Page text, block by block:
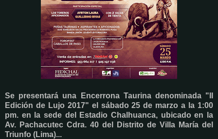
Se presentará una Encerrona Taurina denominada "II
Edición de Lujo 2017" el sábado 25 de marzo a la 1:00
pm. en la sede del Estadio Chalhuanca, ubicado en la
Av. Pachacutec Cdra. 40 del Distrito de Villa María del
Triunfo (Lima)...